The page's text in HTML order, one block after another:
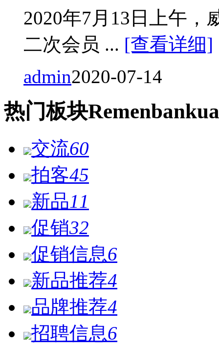
2020年7月13日上午，
二次会员 ... [查看详细]
admin2020-07-14
热门板块Remen
交流60
拍客45
新品11
促销32
促销信息6
新品推荐4
品牌推荐4
招聘信息6